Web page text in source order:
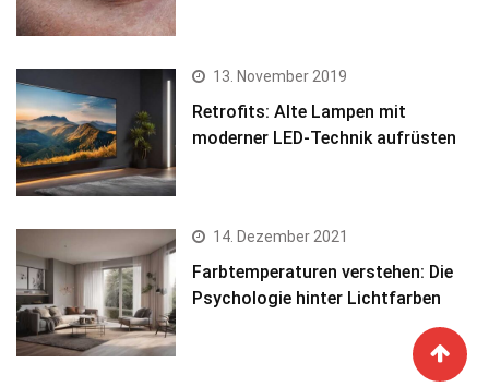
13. November 2019
Retrofits: Alte Lampen mit
moderner LED-Technik aufrüsten
14. Dezember 2021
Farbtemperaturen verstehen: Die
Psychologie hinter Lichtfarben